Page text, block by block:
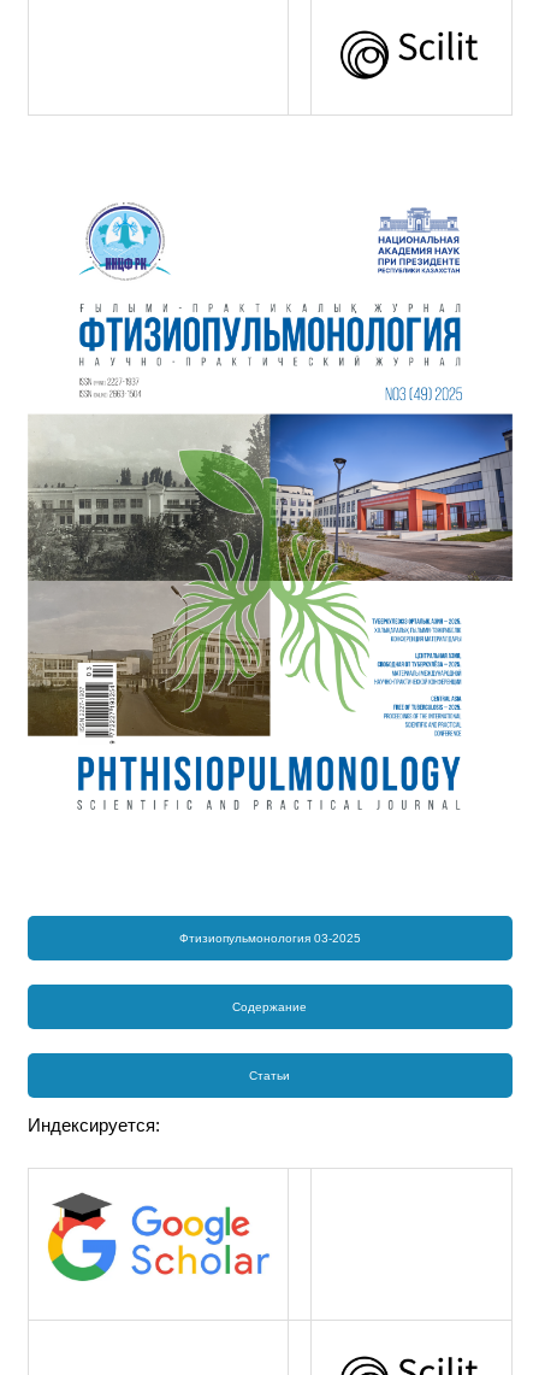
Фтизиопульмонология 03-2025
Содержание
Статьи
Индексируется: